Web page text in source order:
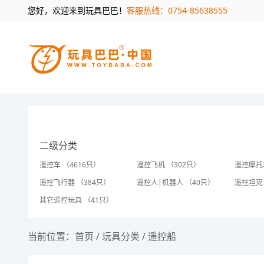
您好，欢迎来到玩具巴巴！ 客服热线：0754-85638555
二级分类
遥控车 （4616只） 遥控飞机 （302只）
遥控摩
遥控飞行器 （384只）
遥控人|机器人 （40只）
遥控坦
其它遥控玩具 （41只）
当前位置： 首页 /玩具分类 / 遥控船